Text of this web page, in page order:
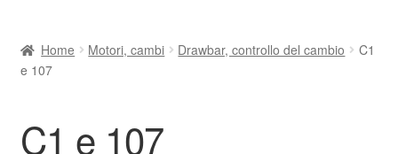
Consegna
Contatto
Home Motori, cambi Drawbar, controllo del cambio
C1
e 107
C1 e 107